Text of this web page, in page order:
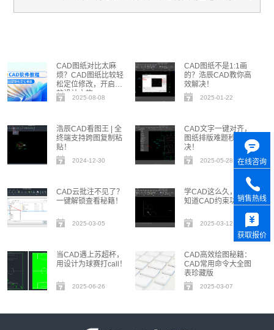
CAD图纸对比太麻
烦？CAD图纸比较轻
松定位修改，开启高
效设计之旅
2025-08-08
CAD图纸不是1:1画
的？浩辰CAD教你高
效解决！
2025-01-22
浩辰CAD看图王 | 全
终端支持跨图复制粘
贴！
2024-12-30
CAD文字一键对齐，
图纸排版难题秒解
决！
2025-05-28
CAD云批注不见了？
一键解锁查看秘籍！
2025-03-05
学CAD这么久，竟不
知道CAD约束功能！
2025-03-12
当CAD遇上苏超杯，
用设计为球赛打call！
2025-06-26
CAD高效绘图秘籍：
CAD常用命令大全图
表珍藏版
2025-03-07
在线咨询
销售热线
获取报价